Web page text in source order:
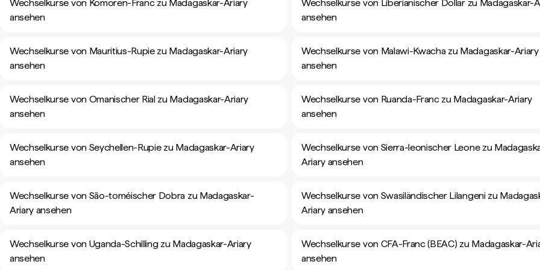
Wechselkurse von Komoren-Franc zu Madagaskar-Ariary
ansehen
Wechselkurse von Liberianischer Dollar zu Madagaskar-
ansehen
Wechselkurse von Mauritius-Rupie zu Madagaskar-Ariary
ansehen
Wechselkurse von Malawi-Kwacha zu Madagaskar-Ariary
ansehen
Wechselkurse von Omanischer Rial zu Madagaskar-Ariary
ansehen
Wechselkurse von Ruanda-Franc zu Madagaskar-Ariary
ansehen
Wechselkurse von Seychellen-Rupie zu Madagaskar-Ariary
ansehen
Wechselkurse von Sierra-leonischer Leone zu
Ariary ansehen
Wechselkurse von São-toméischer Dobra zu Madagaskar-
Ariary ansehen
Wechselkurse von Swasiländischer Lilangeni zu
Ariary ansehen
Wechselkurse von Uganda-Schilling zu Madagaskar-Ariary
ansehen
Wechselkurse von CFA-Franc (BEAC) zu Madagaskar-
ansehen